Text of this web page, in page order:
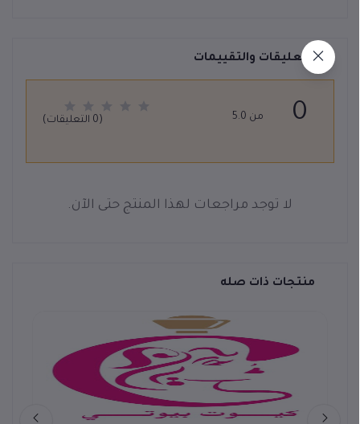
التعليقات والتقييمات
0 من 5.0 (0 التعليقات)
لا توجد مراجعات لهذا المنتج حتى الآن.
منتجات ذات صله